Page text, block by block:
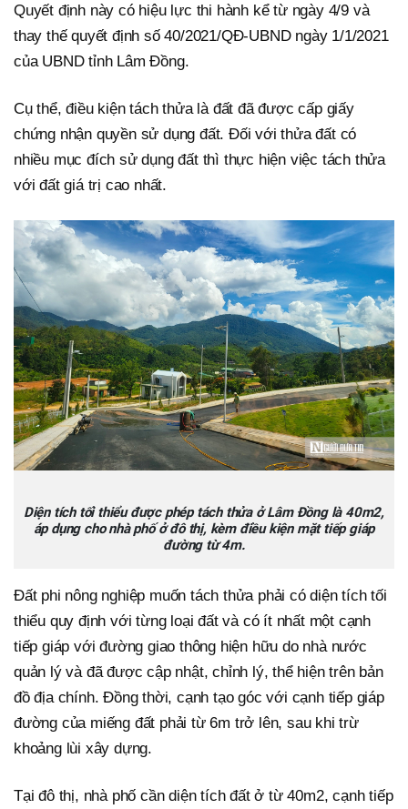
Quyết định này có hiệu lực thi hành kể từ ngày 4/9 và
thay thế quyết định số 40/2021/QĐ-UBND ngày 1/1/2021
của UBND tỉnh Lâm Đồng.
Cụ thể, điều kiện tách thửa là đất đã được cấp giấy
chứng nhận quyền sử dụng đất. Đối với thửa đất có
nhiều mục đích sử dụng đất thì thực hiện việc tách thửa
với đất giá trị cao nhất.
Diện tích tối thiểu được phép tách thửa ở Lâm Đồng là 40m2,
áp dụng cho nhà phố ở đô thị, kèm điều kiện mặt tiếp giáp
đường từ 4m.
Đất phi nông nghiệp muốn tách thửa phải có diện tích tối
thiểu quy định với từng loại đất và có ít nhất một cạnh
tiếp giáp với đường giao thông hiện hữu do nhà nước
quản lý và đã được cập nhật, chỉnh lý, thể hiện trên bản
đồ địa chính. Đồng thời, cạnh tạo góc với cạnh tiếp giáp
đường của miếng đất phải từ 6m trở lên, sau khi trừ
khoảng lùi xây dựng.
Tại đô thị, nhà phố cần diện tích đất ở từ 40m2, cạnh tiếp